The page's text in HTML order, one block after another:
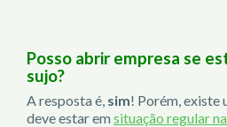
Posso abrir empresa se
sujo?
A resposta é, sim! Porém, existe
deve estar emsituação regular